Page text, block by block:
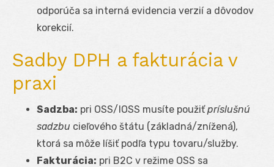
odporúča sa interná evidencia verzií a dôvodov
korekcií.
Sadby DPH a fakturácia v
praxi
Sadzba: pri OSS/IOSS musíte použiťpríslušnú
sadzbu cieľového štátu (základná/znížená),
ktorá sa môže líšiť podľa typu tovaru/služby.
Fakturácia: pri B2C v režime OSS sa